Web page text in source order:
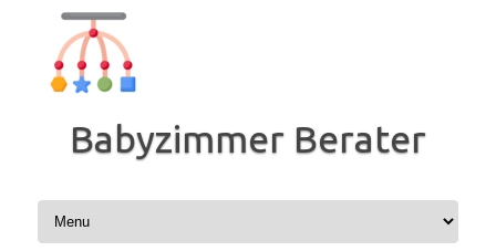
Inhalt
springen
Babyzimmer Berater